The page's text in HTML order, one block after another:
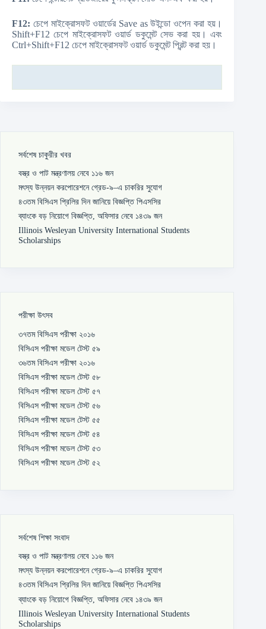
F12: চেপে মাইক্রোসফট ওয়ার্ডের Save as উইন্ডো ওপেন করা হয়।
Shift+F12 চেপে মাইক্রোসফট ওয়ার্ড ডকুমেন্ট সেভ করা হয়। এবং
Ctrl+Shift+F12 চেপে মাইক্রোসফট ওয়ার্ড ডকুমেন্ট প্রিন্ট করা হয়।
সর্বশেষ চাকুরীর খবর
বস্ত্র ও পাট মন্ত্রণালয় নেবে ১১৬ জন
মৎস্য উন্নয়ন করপোরেশনে গ্রেড-৯–এ চাকরির সুযোগ
৪৩তম বিসিএস প্রিলির দিন জানিয়ে বিজ্ঞপ্তি পিএসসির
ব্যাংকে বড় নিয়োগে বিজ্ঞপ্তি, অফিসার নেবে ১৪৩৯ জন
Illinois Wesleyan University International Students
Scholarships
পরীক্ষা উৎসব
৩৭তম বিসিএস পরীক্ষা ২০১৬
বিসিএস পরীক্ষা মডেল টেস্ট ৫৯
৩৬তম বিসিএস পরীক্ষা ২০১৬
বিসিএস পরীক্ষা মডেল টেস্ট ৫৮
বিসিএস পরীক্ষা মডেল টেস্ট ৫৭
বিসিএস পরীক্ষা মডেল টেস্ট ৫৬
বিসিএস পরীক্ষা মডেল টেস্ট ৫৫
বিসিএস পরীক্ষা মডেল টেস্ট ৫৪
বিসিএস পরীক্ষা মডেল টেস্ট ৫৩
বিসিএস পরীক্ষা মডেল টেস্ট ৫২
সর্বশেষ শিক্ষা সংবাদ
বস্ত্র ও পাট মন্ত্রণালয় নেবে ১১৬ জন
মৎস্য উন্নয়ন করপোরেশনে গ্রেড-৯–এ চাকরির সুযোগ
৪৩তম বিসিএস প্রিলির দিন জানিয়ে বিজ্ঞপ্তি পিএসসির
ব্যাংকে বড় নিয়োগে বিজ্ঞপ্তি, অফিসার নেবে ১৪৩৯ জন
Illinois Wesleyan University International Students
Scholarships